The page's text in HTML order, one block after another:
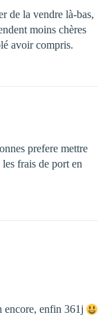
de la vendre là-bas,
moins chères
avoir compris.
prefere mettre
frais de port en
encore, enfin 361j